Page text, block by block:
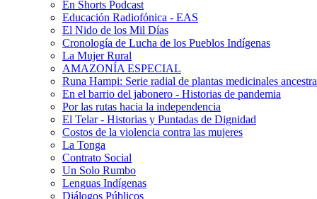
En Shorts Podcast
Educación Radiofónica - EAS
El Nido de los Mil Días
Cronología de Lucha de los Pueblos Indígenas
La Mujer Rural
AMAZONÍA ESPECIAL
Runa Hampi: Serie radial de plantas medicinales
En el barrio del jabonero - Historias de pandemia
Por las rutas hacia la independencia
El Telar - Historias y Puntadas de Dignidad
Costos de la violencia contra las mujeres
La Tonga
Contrato Social
Un Solo Rumbo
Lenguas Indígenas
Diálogos Públicos